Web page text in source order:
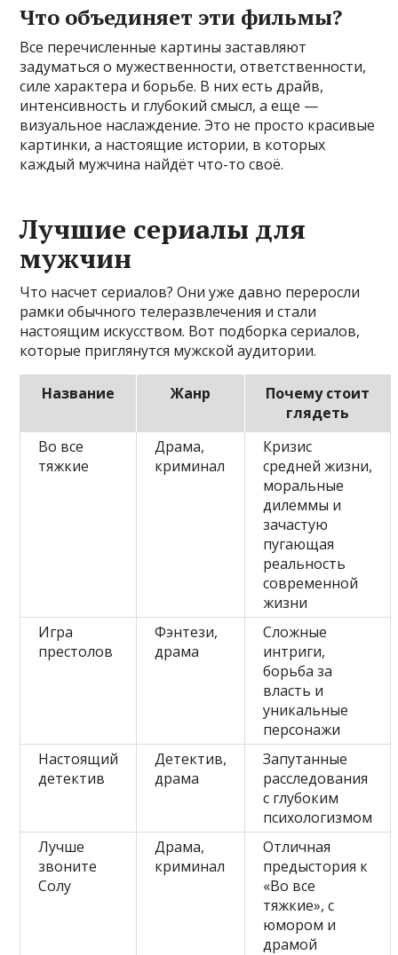
Что объединяет эти фильмы?
Все перечисленные картины заставляют
задуматься о мужественности, ответственности,
силе характера и борьбе. В них есть драйв,
интенсивность и глубокий смысл, а еще —
визуальное наслаждение. Это не просто красивые
картинки, а настоящие истории, в которых
каждый мужчина найдёт что-то своё.
Лучшие сериалы для
мужчин
Что насчет сериалов? Они уже давно переросли
рамки обычного телеразвлечения и стали
настоящим искусством. Вот подборка сериалов,
которые приглянутся мужской аудитории.
Название Жанр
Почему стоит
глядеть
Во все
тяжкие
Драма,
криминал
Кризис
средней жизни,
моральные
дилеммы и
зачастую
пугающая
реальность
современной
жизни
Игра
престолов
Фэнтези,
драма
Сложные
интриги,
борьба за
власть и
уникальные
персонажи
Настоящий
детектив
Детектив,
драма
Запутанные
расследования
с глубоким
психологизмом
Лучше
звоните
Солу
Драма,
криминал
Отличная
предыстория к
«Во все
тяжкие», с
юмором и
драмой